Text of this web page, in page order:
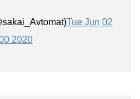
Tue Jun 02
2020